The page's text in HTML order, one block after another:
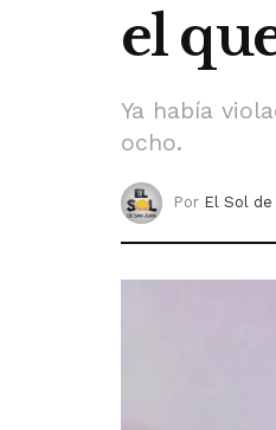
el
Ya había
ocho.
Por El Sol de